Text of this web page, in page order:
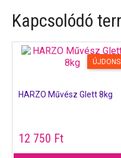
Kapcsolódó
HARZO Művész Glett 8kg
12 750 Ft